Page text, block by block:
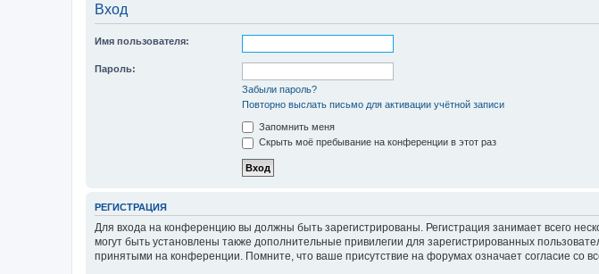
Вход
Имя пользователя:
Пароль:
Забыли пароль?
Повторно выслать письмо для активации учётной записи
Запомнить меня
Скрыть моё пребывание на конференции в этот раз
РЕГИСТРАЦИЯ
Для входа на конференцию вы должны быть зарегистрированы. Регистрация занимает всего
могут быть установлены также дополнительные привилегии для зарегистрированных
принятыми на конференции. Помните, что ваше присутствие на форумах означает согласие со